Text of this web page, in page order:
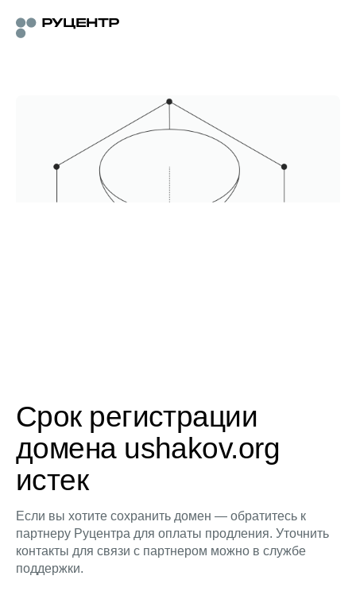
Срок регистрации
домена ushakov.org
истек
Если вы хотите сохранить домен — обратитесь к
партнеру Руцентра для оплаты продления. Уточнить
контакты для связи с партнером можно в службе
поддержки.